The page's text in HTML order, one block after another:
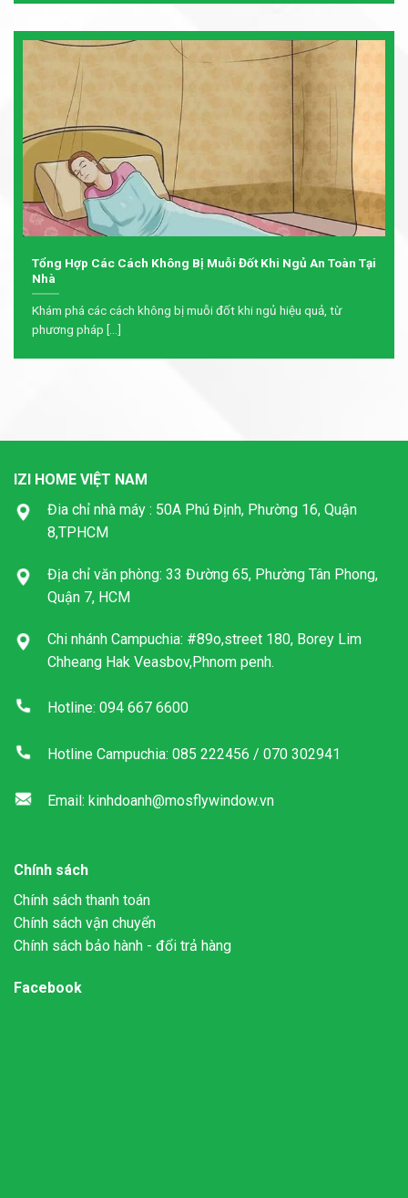
Tổng Hợp Các Cách Không Bị Muỗi Đốt Khi Ngủ An Toàn Tại
Nhà
Khám phá các cách không bị muỗi đốt khi ngủ hiệu quả, từ
phương pháp [...]
IZI HOME VIỆT NAM
Đia chỉ nhà máy : 50A Phú Định, Phường 16, Quận
8,TPHCM
Địa chỉ văn phòng: 33 Đường 65, Phường Tân Phong,
Quận 7, HCM
Chi nhánh Campuchia: #89o,street 180, Borey Lim
Chheang Hak Veasbov,Phnom penh.
Hotline: 094 667 6600
Hotline Campuchia: 085 222456 / 070 302941
Email: kinhdoanh@mosflywindow.vn
Chính sách
Chính sách thanh toán
Chính sách vận chuyển
Chính sách bảo hành - đổi trả hàng
Facebook